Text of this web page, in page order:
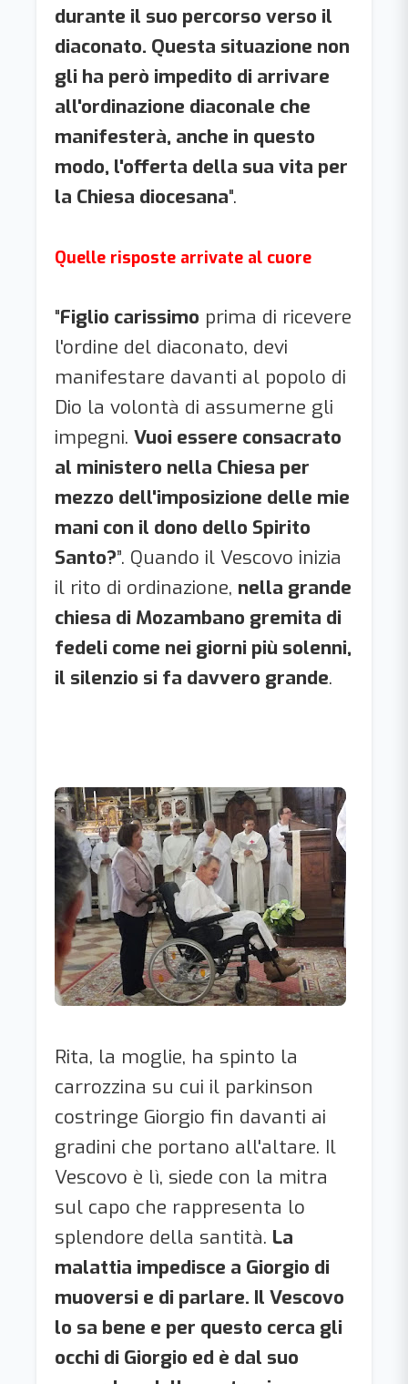
durante il suo percorso verso il
diaconato. Questa situazione non
gli ha però impedito di arrivare
all'ordinazione diaconale che
manifesterà, anche in questo
modo, l'offerta della sua vita per
la Chiesa diocesana".
Quelle risposte arrivate al cuore
"Figlio carissimo prima di ricevere
l'ordine del diaconato, devi
manifestare davanti al popolo di
Dio la volontà di assumerne gli
impegni. Vuoi essere consacrato
al ministero nella Chiesa per
mezzo dell'imposizione delle mie
mani con il dono dello Spirito
Santo?”. Quando il Vescovo inizia
il rito di ordinazione, nella grande
chiesa di Mozambano gremita di
fedeli come nei giorni più solenni,
il silenzio si fa davvero grande.
Rita, la moglie, ha spinto la
carrozzina su cui il parkinson
costringe Giorgio fin davanti ai
gradini che portano all'altare. Il
Vescovo è lì, siede con la mitra
sul capo che rappresenta lo
splendore della santità. La
malattia impedisce a Giorgio di
muoversi e di parlare. Il Vescovo
lo sa bene e per questo cerca gli
occhi di Giorgio ed è dal suo